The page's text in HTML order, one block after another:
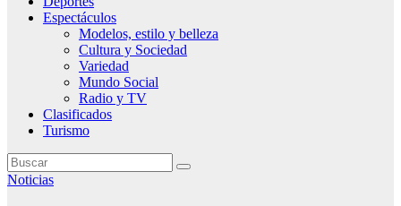
Espectáculos
Modelos, estilo y belleza
Cultura y Sociedad
Variedad
Mundo Social
Radio y TV
Clasificados
Turismo
Noticias